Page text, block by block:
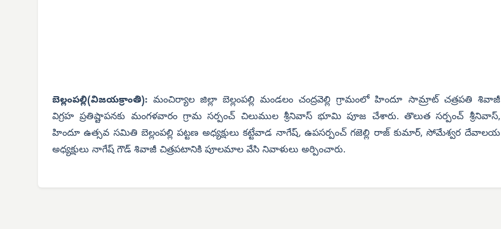
బెల్లంపల్లి(విజయక్రాంతి):మంచిర్యాల జిల్లా బెల్లంపల్లి మండలం చంద్రవెల్లి గ్రామంలో హిందూ సామ్రాట్ చత్రపతి శివాజీ
విగ్రహ ప్రతిష్టాపనకు మంగళవారం గ్రామ సర్పంచ్ చిలుముల శ్రీనివాస్ భూమి పూజ చేశారు. తొలుత సర్పంచ్ శ్రీనివాస్,
హిందూ ఉత్సవ సమితి బెల్లంపల్లి పట్టణ అధ్యక్షులు కట్టేవాడ నాగేష్, ఉపసర్పంచ్ గజెల్లి రాజ్ కుమార్, సోమేశ్వర దేవాలయ
అధ్యక్షులు నాగేష్ గౌడ్ శివాజీ చిత్రపటానికి పూలమాల వేసి నివాళులు అర్పించారు.